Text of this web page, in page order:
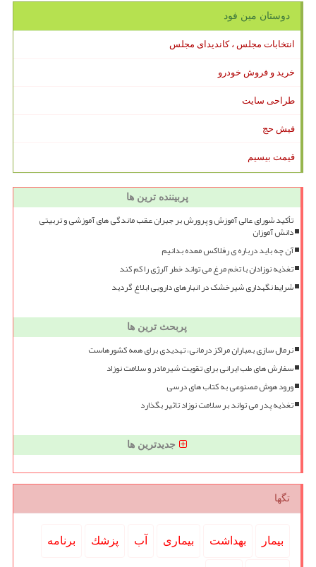
دوستان مین فود
انتخابات مجلس ، کاندیدای مجلس
خرید و فروش خودرو
طراحی سایت
فیش حج
قیمت بیسیم
پربیننده ترین ها
تأکید شورای عالی آموزش و پرورش بر جبران عقب ماندگی های آموزشی و تربیتی
دانش آموزان
آن چه باید درباره ی رفلاکس معده بدانیم
تغذیه نوزادان با تخم مرغ می تواند خطر آلرژی را کم کند
شرایط نگهداری شیرخشک در انبارهای دارویی ابلاغ گردید
پربحث ترین ها
نرمال سازی بمباران مراکز درمانی، تهدیدی برای همه کشورهاست
سفارش های طب ایرانی برای تقویت شیرمادر و سلامت نوزاد
ورود هوش مصنوعی به کتاب های درسی
تغذیه پدر می تواند بر سلامت نوزاد تاثیر بگذارد
جدیدترین ها
تگها
بیمار بهداشت بیماری آب پزشك برنامه